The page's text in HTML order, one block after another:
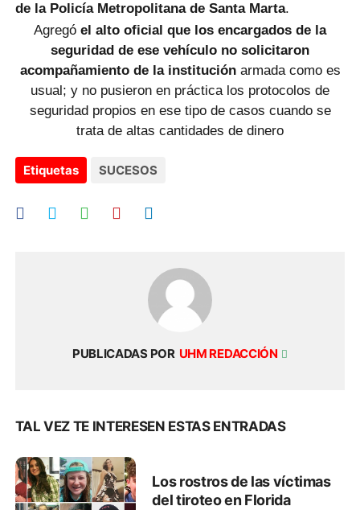
de la Policía Metropolitana de Santa Marta.
Agregó el alto oficial que los encargados de la
seguridad de ese vehículo no solicitaron
acompañamiento de la institución armada como es
usual; y no pusieron en práctica los protocolos de
seguridad propios en ese tipo de casos cuando se
trata de altas cantidades de dinero
Etiquetas SUCESOS
PUBLICADAS POR UHM REDACCIÓN
TAL VEZ TE INTERESEN ESTAS ENTRADAS
Los rostros de las víctimas
del tiroteo en Florida